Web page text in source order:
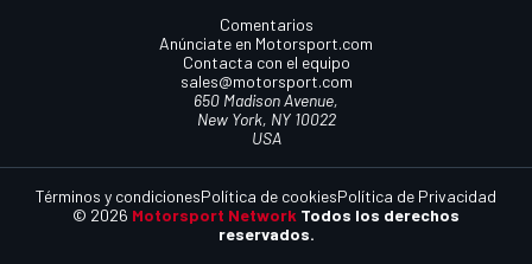
Comentarios
Anúnciate en Motorsport.com
Contacta con el equipo
sales@motorsport.com
650 Madison Avenue,
New York, NY 10022
USA
© 2026 Motorsport Network Todos los derechos
reservados.
Términos y condicionesPolítica de cookiesPolítica de Privacidad